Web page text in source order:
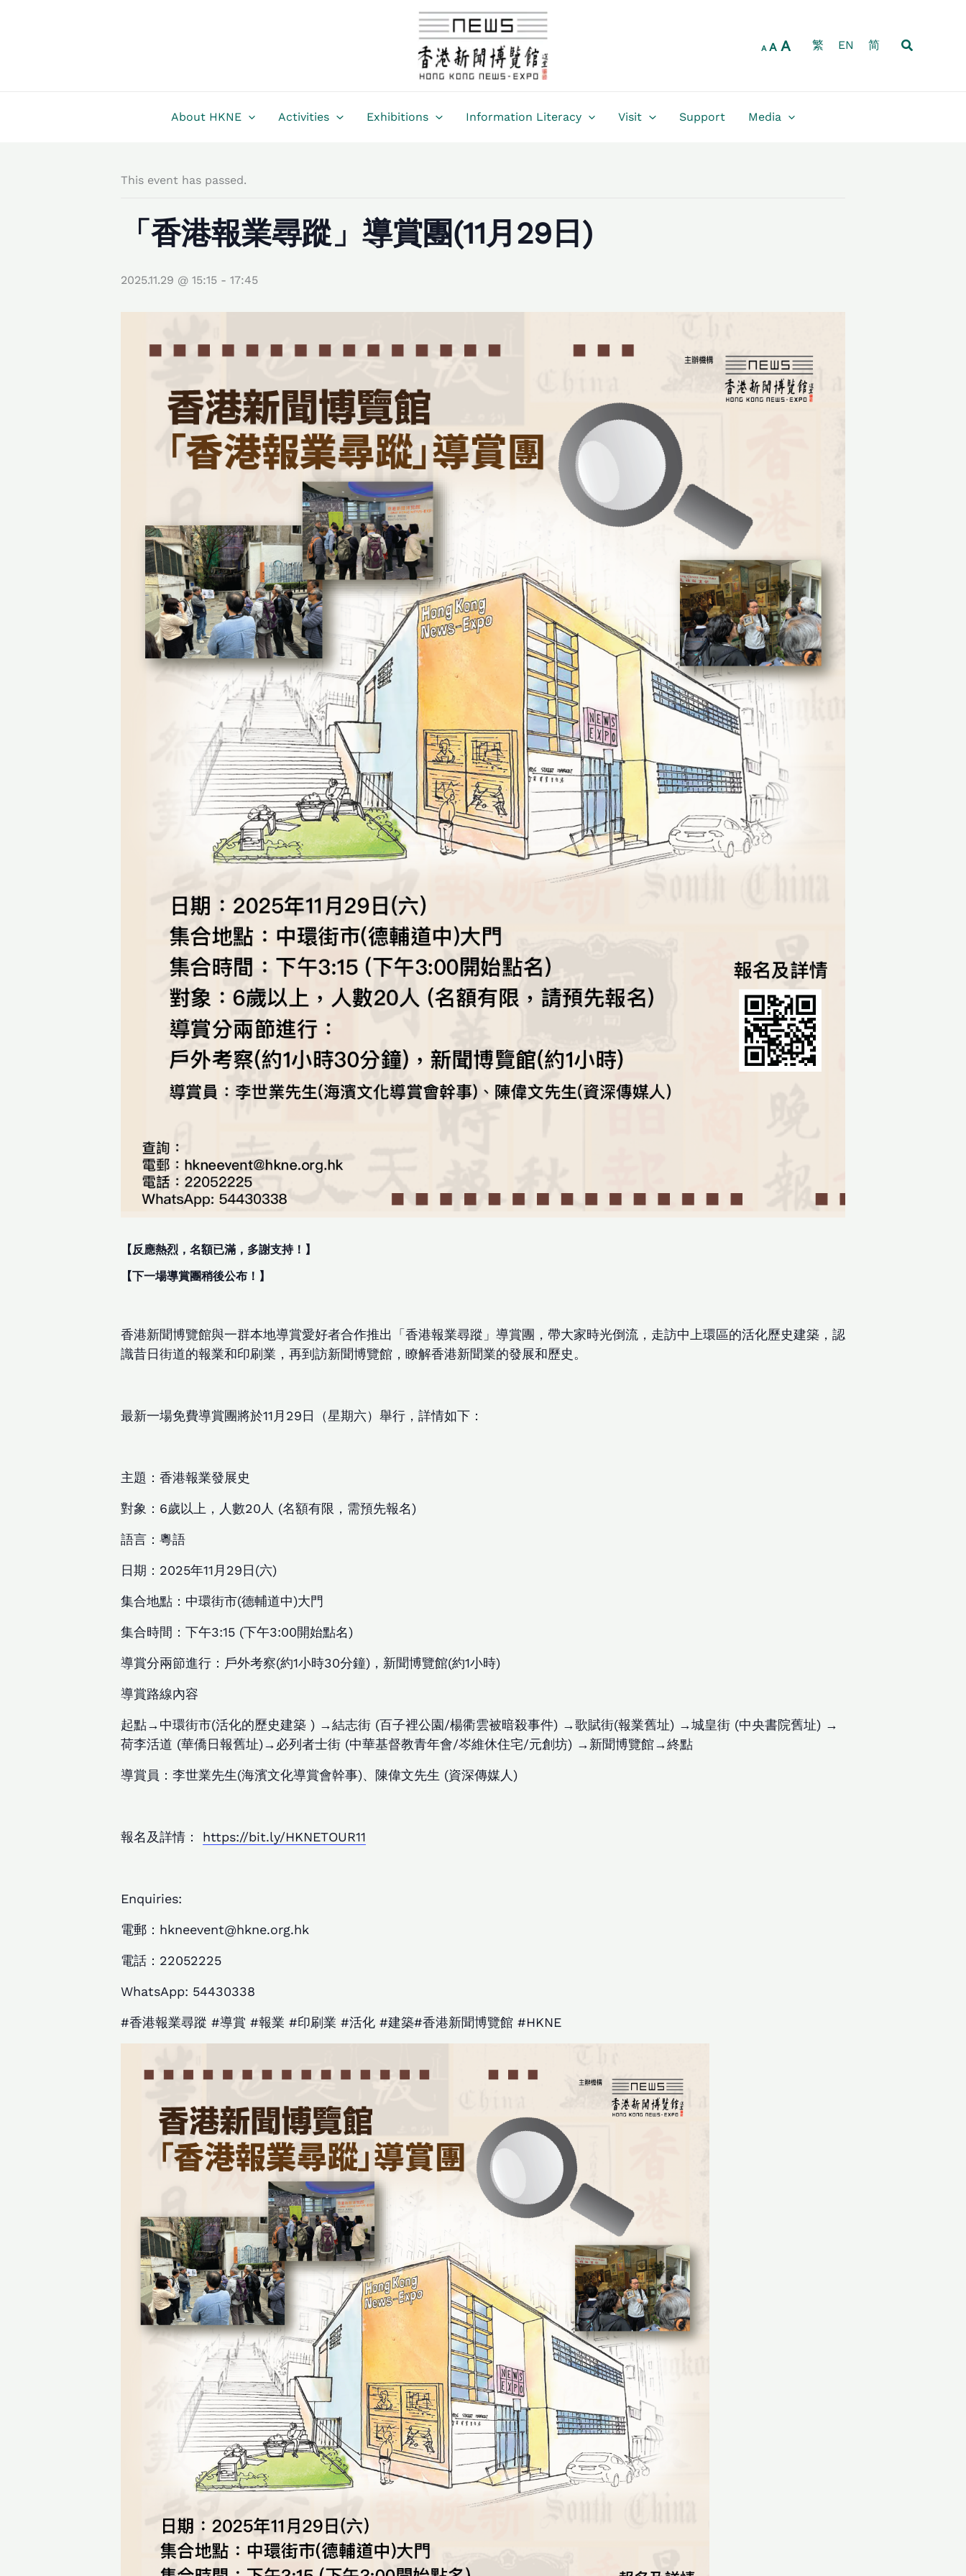
Asize.
Asize.
Asize.
繁 EN 简 Search
About HKNE Activities Exhibitions Information Literacy Visit Support Media
This event has passed.
「香港報業尋蹤」導賞團(11月29日)
2025.11.29 @ 15:15 - 17:45
【反應熱烈，名額已滿，多謝支持！】
【下一場導賞團稍後公布！】
香港新聞博覽館與一群本地導賞愛好者合作推出「香港報業尋蹤」導賞團，帶大家時光倒流，走訪中上環區的活化歷史建築，認
識昔日街道的報業和印刷業，再到訪新聞博覽館，瞭解香港新聞業的發展和歷史。
最新一場免費導賞團將於11月29日（星期六）舉行，詳情如下：
主題：香港報業發展史
對象：6歲以上，人數20人 (名額有限，需預先報名)
語言：粵語
日期：2025年11月29日(六)
集合地點：中環街市(德輔道中)大門
集合時間：下午3:15 (下午3:00開始點名)
導賞分兩節進行：戶外考察(約1小時30分鐘)，新聞博覽館(約1小時)
導賞路線內容
起點→中環街市(活化的歷史建築 ) →結志街 (百子裡公園/楊衢雲被暗殺事件) →歌賦街(報業舊址) →城皇街 (中央書院舊址) →
荷李活道 (華僑日報舊址)→必列者士街 (中華基督教青年會/岑維休住宅/元創坊) →新聞博覽館→終點
導賞員：李世業先生(海濱文化導賞會幹事)、陳偉文先生 (資深傳媒人)
報名及詳情： https://bit.ly/HKNETOUR11
Enquiries:
電郵：hkneevent@hkne.org.hk
電話：22052225
WhatsApp: 54430338
#香港報業尋蹤 #導賞 #報業 #印刷業 #活化 #建築#香港新聞博覽館 #HKNE